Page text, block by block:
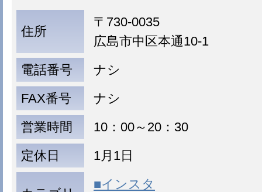
住所
〒730-0035
広島市中区本通10-1
電話番号
ナシ
FAX番号
ナシ
営業時間
10：00～20：30
定休日
1月1日
■インスタ